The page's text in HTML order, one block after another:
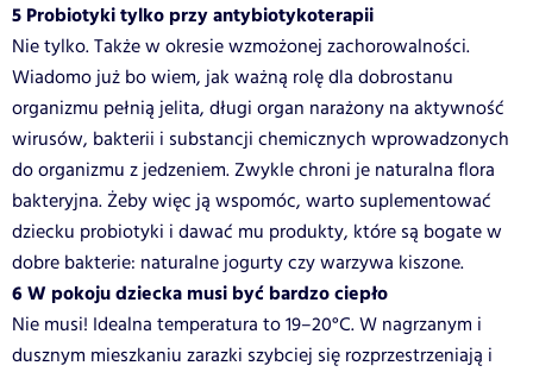
5 Probiotyki tylko przy antybiotykoterapii
Nie tylko. Także w okresie wzmożonej zachorowalności.
Wiadomo już bo wiem, jak ważną rolę dla dobrostanu
organizmu pełnią jelita, długi organ narażony na aktywność
wirusów, bakterii i substancji chemicznych wprowadzonych
do organizmu z jedzeniem. Zwykle chroni je naturalna flora
bakteryjna. Żeby więc ją wspomóc, warto suplementować
dziecku probiotyki i dawać mu produkty, które są bogate w
dobre bakterie: naturalne jogurty czy warzywa kiszone.
6 W pokoju dziecka musi być bardzo ciepło
Nie musi! Idealna temperatura to 19–20°C. W nagrzanym i
dusznym mieszkaniu zarazki szybciej się rozprzestrzeniają i